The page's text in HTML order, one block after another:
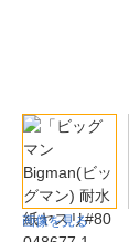
画像を見る